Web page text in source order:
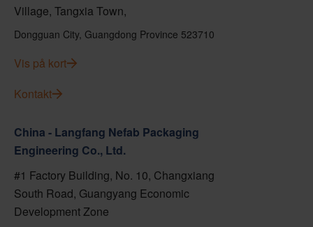
Village, Tangxia Town,
Dongguan City, Guangdong Province 523710
Vis på kort
Kontakt
China - Langfang Nefab Packaging
Engineering Co., Ltd.
#1 Factory Building, No. 10, Changxiang
South Road, Guangyang Economic
Development Zone